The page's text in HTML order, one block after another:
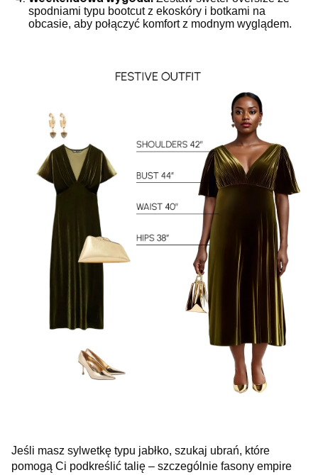
spodniami typu bootcut z ekoskóry i botkami na
obcasie, aby połączyć komfort z modnym wyglądem.
Jeśli masz sylwetkę typu jabłko, szukaj ubrań, które
pomogą Ci podkreślić talię – szczególnie fasony empire